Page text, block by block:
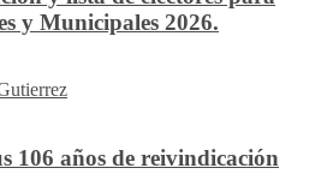
y Municipales 2026.
106 años de reivindicación